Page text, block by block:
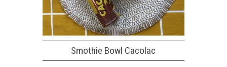
Smothie Bowl Cacolac